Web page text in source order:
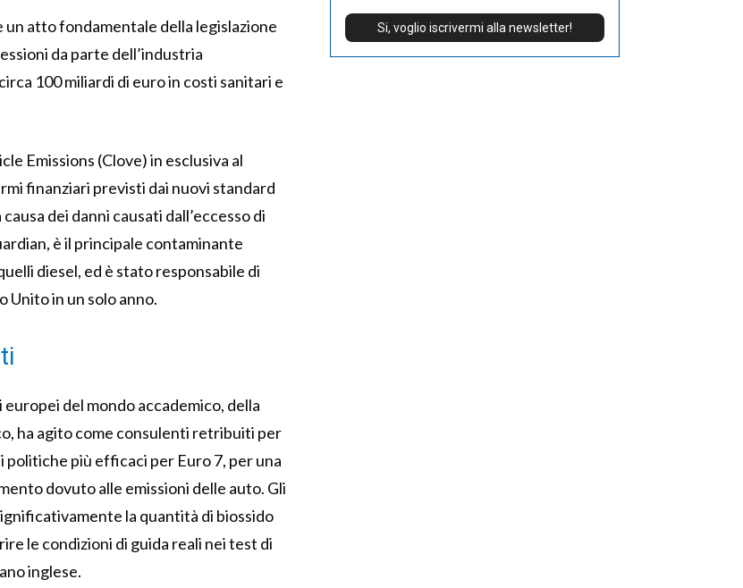
un atto fondamentale della legislazione
da parte dell’industria
100 miliardi di euro in costi sanitari e
Emissions (Clove) in esclusiva al
finanziari previsti dai nuovi standard
dei danni causati dall’eccesso di
è il principale contaminante
diesel, ed è stato responsabile di
Unito in un solo anno.
del mondo accademico, della
ha agito come consulenti retribuiti per
politiche più efficaci per Euro 7, per una
dovuto alle emissioni delle auto. Gli
la quantità di biossido
le condizioni di guida reali nei test di
inglese.